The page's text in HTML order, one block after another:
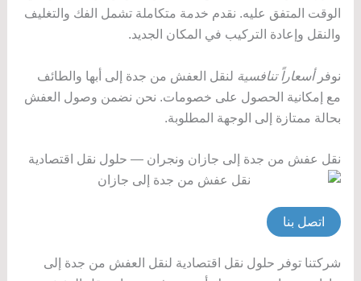
الوقت المتفق عليه. نقدم خدمة متكاملة تشمل الفك والتغليف
والنقل وإعادة التركيب في المكان الجديد.
نوفرأسعاراً تنافسية لنقل العفش من جدة إلى أبها والطائف
مع إمكانية الحصول على خصومات. نحن نضمن وصول العفش
بحالة ممتازة إلى الوجهة المطلوبة.
نقل عفش من جدة إلى جازان ونجران — حلول نقل اقتصادية
اتصل بنا
شركتنا توفر حلول نقل اقتصادية لنقل العفش من جدة إلى